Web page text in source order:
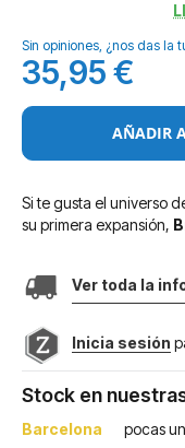
galería
de
imágenes
Sin opiniones, ¿nos das la
35,95 €
AÑADIR
Si te gusta el universo
su primera expansión,
Ver toda la
Inicia sesión
Stock en
Barcelona
pocas